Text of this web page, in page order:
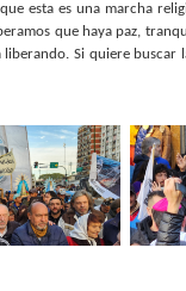
esta es una marcha
que haya paz,
Si quiere buscar